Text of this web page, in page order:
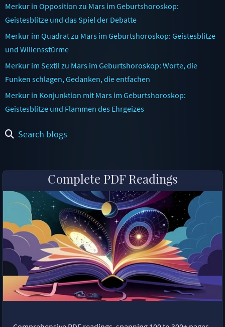
Merkur in Opposition zu Mars im Geburtshoroskop:
Geistesblitze und das Spiel der Debatte
Merkur im Quadrat zu Mars im Geburtshoroskop: Geistesblitze
und Willensstürme
Merkur im Sextil zu Mars im Geburtshoroskop: Worte, die
Funken schlagen, Gedanken, die entfachen
Merkur in Konjunktion mit Mars im Geburtshoroskop:
Geistesblitze und Flammen des Ehrgeizes
Search blogs
Complete PDF Readings